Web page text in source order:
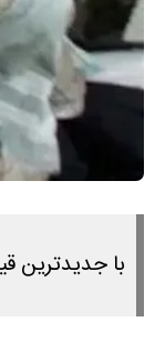
با جدیدترین قیمت افغانی